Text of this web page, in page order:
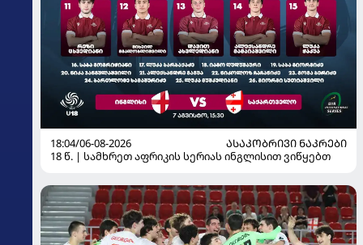
18:04/06-08-2026
ᲐᲡᲐᲙᲝᲑᲠᲘᲕᲘ ᲜᲐᲙᲠᲔᲑᲘ
18 წ. | სამხრეთ აფრიკის სერიას ინგლისით ვიწყებთ